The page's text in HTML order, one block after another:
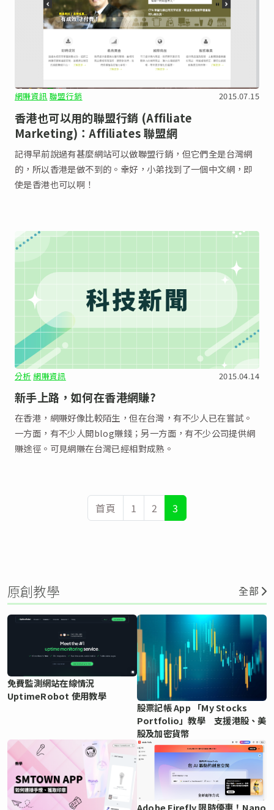
網賺資訊 聯盟行銷 2015.07.15
香港也可以用的聯盟行銷 (Affiliate
Marketing)：Affiliates 聯盟網
記得早前說過有甚麼網站可以做聯盟行銷，但它們全是台灣網
的，所以香港是做不到的。幸好，小弟找到了一個中文網，即
使是香港也可以啊！
分析 網賺資訊 2015.04.14
新手上路，如何在香港網賺?
在香港，網賺好像比較陌生，但在台灣，有不少人已在嘗試。
一方面，有不少人開blog賺錢；另一方面，有不少公司提供網
賺途徑。可見網賺在台灣已經相對成熟。
首頁 1 2 3
原創教學 全部
免費監測網站在線情況
UptimeRobot 使用教學
股票記帳 App 「My Stocks
Portfolio」教學 支援港股、美
股及加密貨幣
Adobe Firefly 限時優惠！Nano